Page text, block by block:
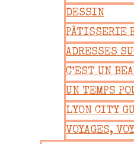
DESSIN
PÂTISSERIE
ADRESSES
C’EST UN
UN TEMPS
LYON CITY
VOYAGES,